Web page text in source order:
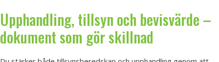
Upphandling, tillsyn och bevisvärde –
dokument som gör skillnad